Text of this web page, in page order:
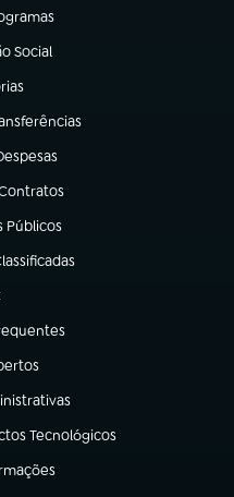
aba)
Social
aba)
nova aba)
aba)
aba)
Públicos
aba)
aba)
em nova aba)
aba)
aba)
aba)
Tecnológicos
aba)